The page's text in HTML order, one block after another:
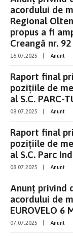
acordului de
Regional
propus a fi
Creangă nr. 92
16.07.2025 Anunt
Raport final
pozițiile de
al S.C. PARC-
08.07.2025 Anunt
Raport final
pozițiile de
al S.C. Parc
08.07.2025 Anunt
Anunț privind
acordului de
EUROVELO 6
07.07.2025 Anunt